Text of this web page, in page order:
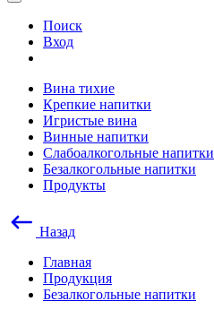
Поиск
Вход
Вина тихие
Крепкие напитки
Игристые вина
Винные напитки
Слабоалкогольные напитки
Безалкогольные напитки
Продукты
Назад
Главная
Продукция
Безалкогольные напитки